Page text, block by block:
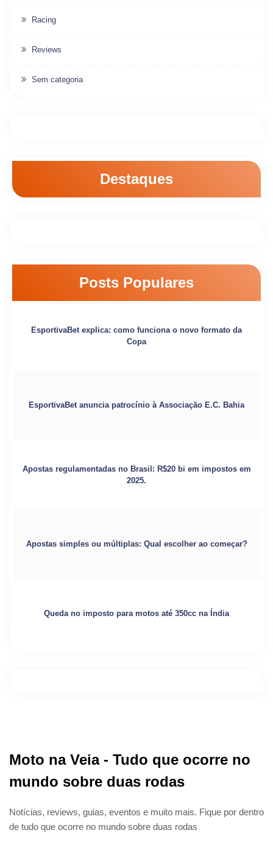
Racing
Reviews
Sem categoria
Destaques
Posts Populares
EsportivaBet explica: como funciona o novo formato da
Copa
EsportivaBet anuncia patrocínio à Associação E.C. Bahia
Apostas regulamentadas no Brasil: R$20 bi em impostos em
2025.
Apostas simples ou múltiplas: Qual escolher ao começar?
Queda no imposto para motos até 350cc na Índia
Moto na Veia - Tudo que ocorre no
mundo sobre duas rodas
Notícias, reviews, guias, eventos e muito mais. Fique por dentro
de tudo que ocorre no mundo sobre duas rodas